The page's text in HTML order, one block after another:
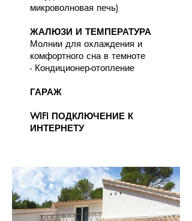
микроволновая печь)
ЖАЛЮЗИ И ТЕМПЕРАТУРА
Молнии для охлаждения и
комфортного сна в темноте
- Кондиционер-отопление
ГАРАЖ
WIFI ПОДКЛЮЧЕНИЕ К
ИНТЕРНЕТУ